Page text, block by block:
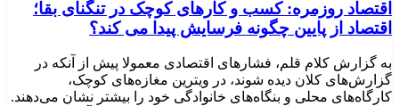
اقتصاد روزمره: کسب‌ و کارهای کوچک در تنگنای بقا؛
اقتصاد از پایین چگونه فرسایش پیدا می کند؟
به گزارش کلام قلم، فشارهای اقتصادی معمولا پیش از آنکه در
گزارش‌های کلان دیده شوند، در ویترین مغازه‌های کوچک،
کارگاه‌های محلی و بنگاه‌های خانوادگی خود را بیشتر نشان می‌دهند.